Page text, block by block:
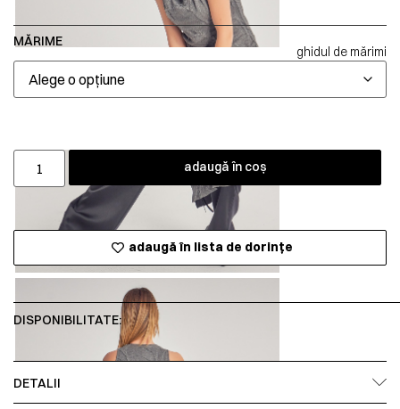
MĂRIME
ghidul de mărimi
adaugă în coș
adaugă în lista de dorințe
DISPONIBILITATE:
DETALII